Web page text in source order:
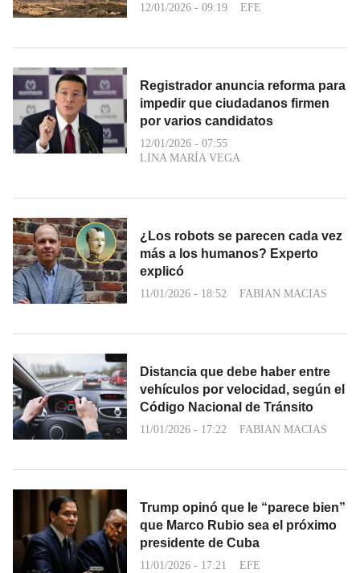
12/01/2026 - 09:19 EFE
Registrador anuncia reforma para
impedir que ciudadanos firmen
por varios candidatos
12/01/2026 - 07:55
LINA MARÍA VEGA
¿Los robots se parecen cada vez
más a los humanos? Experto
explicó
11/01/2026 - 18:52 FABIAN MACIAS
Distancia que debe haber entre
vehículos por velocidad, según el
Código Nacional de Tránsito
11/01/2026 - 17:22 FABIAN MACIAS
Trump opinó que le “parece bien”
que Marco Rubio sea el próximo
presidente de Cuba
11/01/2026 - 17:21 EFE